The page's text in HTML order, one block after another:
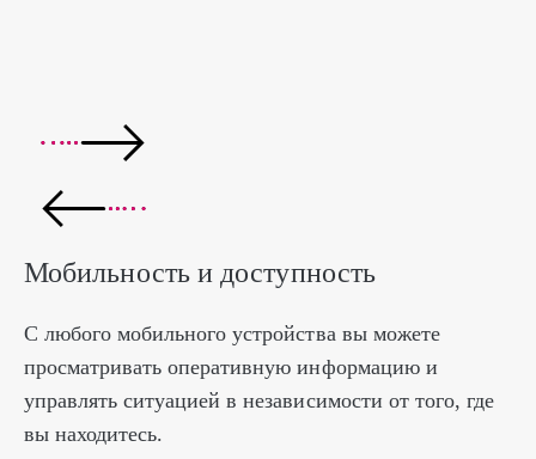
Мобильность и доступность
С любого мобильного устройства вы можете
просматривать оперативную информацию и
управлять ситуацией в независимости от того, где
вы находитесь.